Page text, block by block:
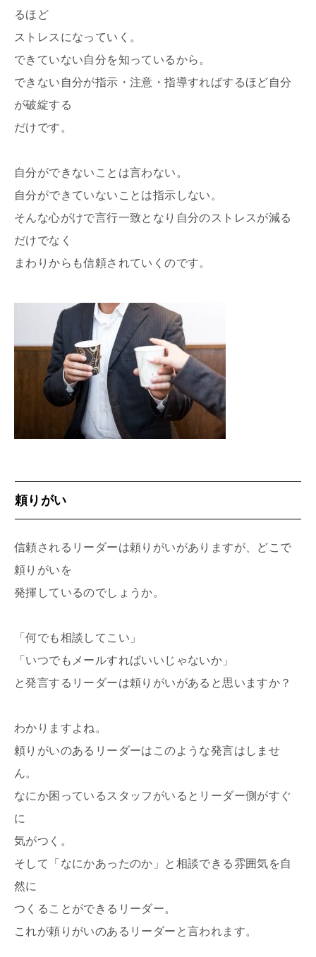
るほど
ストレスになっていく。
できていない自分を知っているから。
できない自分が指示・注意・指導すればするほど自分
が破綻する
だけです。
自分ができないことは言わない。
自分ができていないことは指示しない。
そんな心がけで言行一致となり自分のストレスが減る
だけでなく
まわりからも信頼されていくのです。
頼りがい
信頼されるリーダーは頼りがいがありますが、どこで
頼りがいを
発揮しているのでしょうか。
「何でも相談してこい」
「いつでもメールすればいいじゃないか」
と発言するリーダーは頼りがいがあると思いますか？
わかりますよね。
頼りがいのあるリーダーはこのような発言はしませ
ん。
なにか困っているスタッフがいるとリーダー側がすぐ
に
気がつく。
そして「なにかあったのか」と相談できる雰囲気を自
然に
つくることができるリーダー。
これが頼りがいのあるリーダーと言われます。